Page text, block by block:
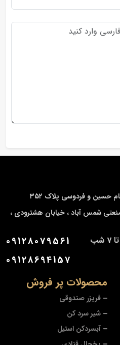
محصولات پر فروش
فریزر صندوقی
شیر سرد کن
آبسردکن استیل
حسین و فردوسی پلاک ۳۵۲
شمس آباد ، خیابان هشترودی ،
09128079561
09128694157